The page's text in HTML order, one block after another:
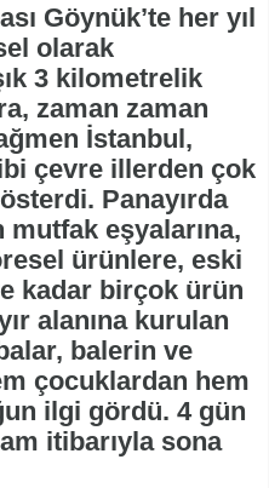
Göynük’te her yıl
olarak
3 kilometrelik
zaman zaman
İstanbul,
çevre illerden çok
Panayırda
eşyalarına,
ürünlere, eski
kadar birçok ürün
alanına kurulan
balerin ve
çocuklardan hem
ilgi gördü. 4 gün
itibarıyla sona